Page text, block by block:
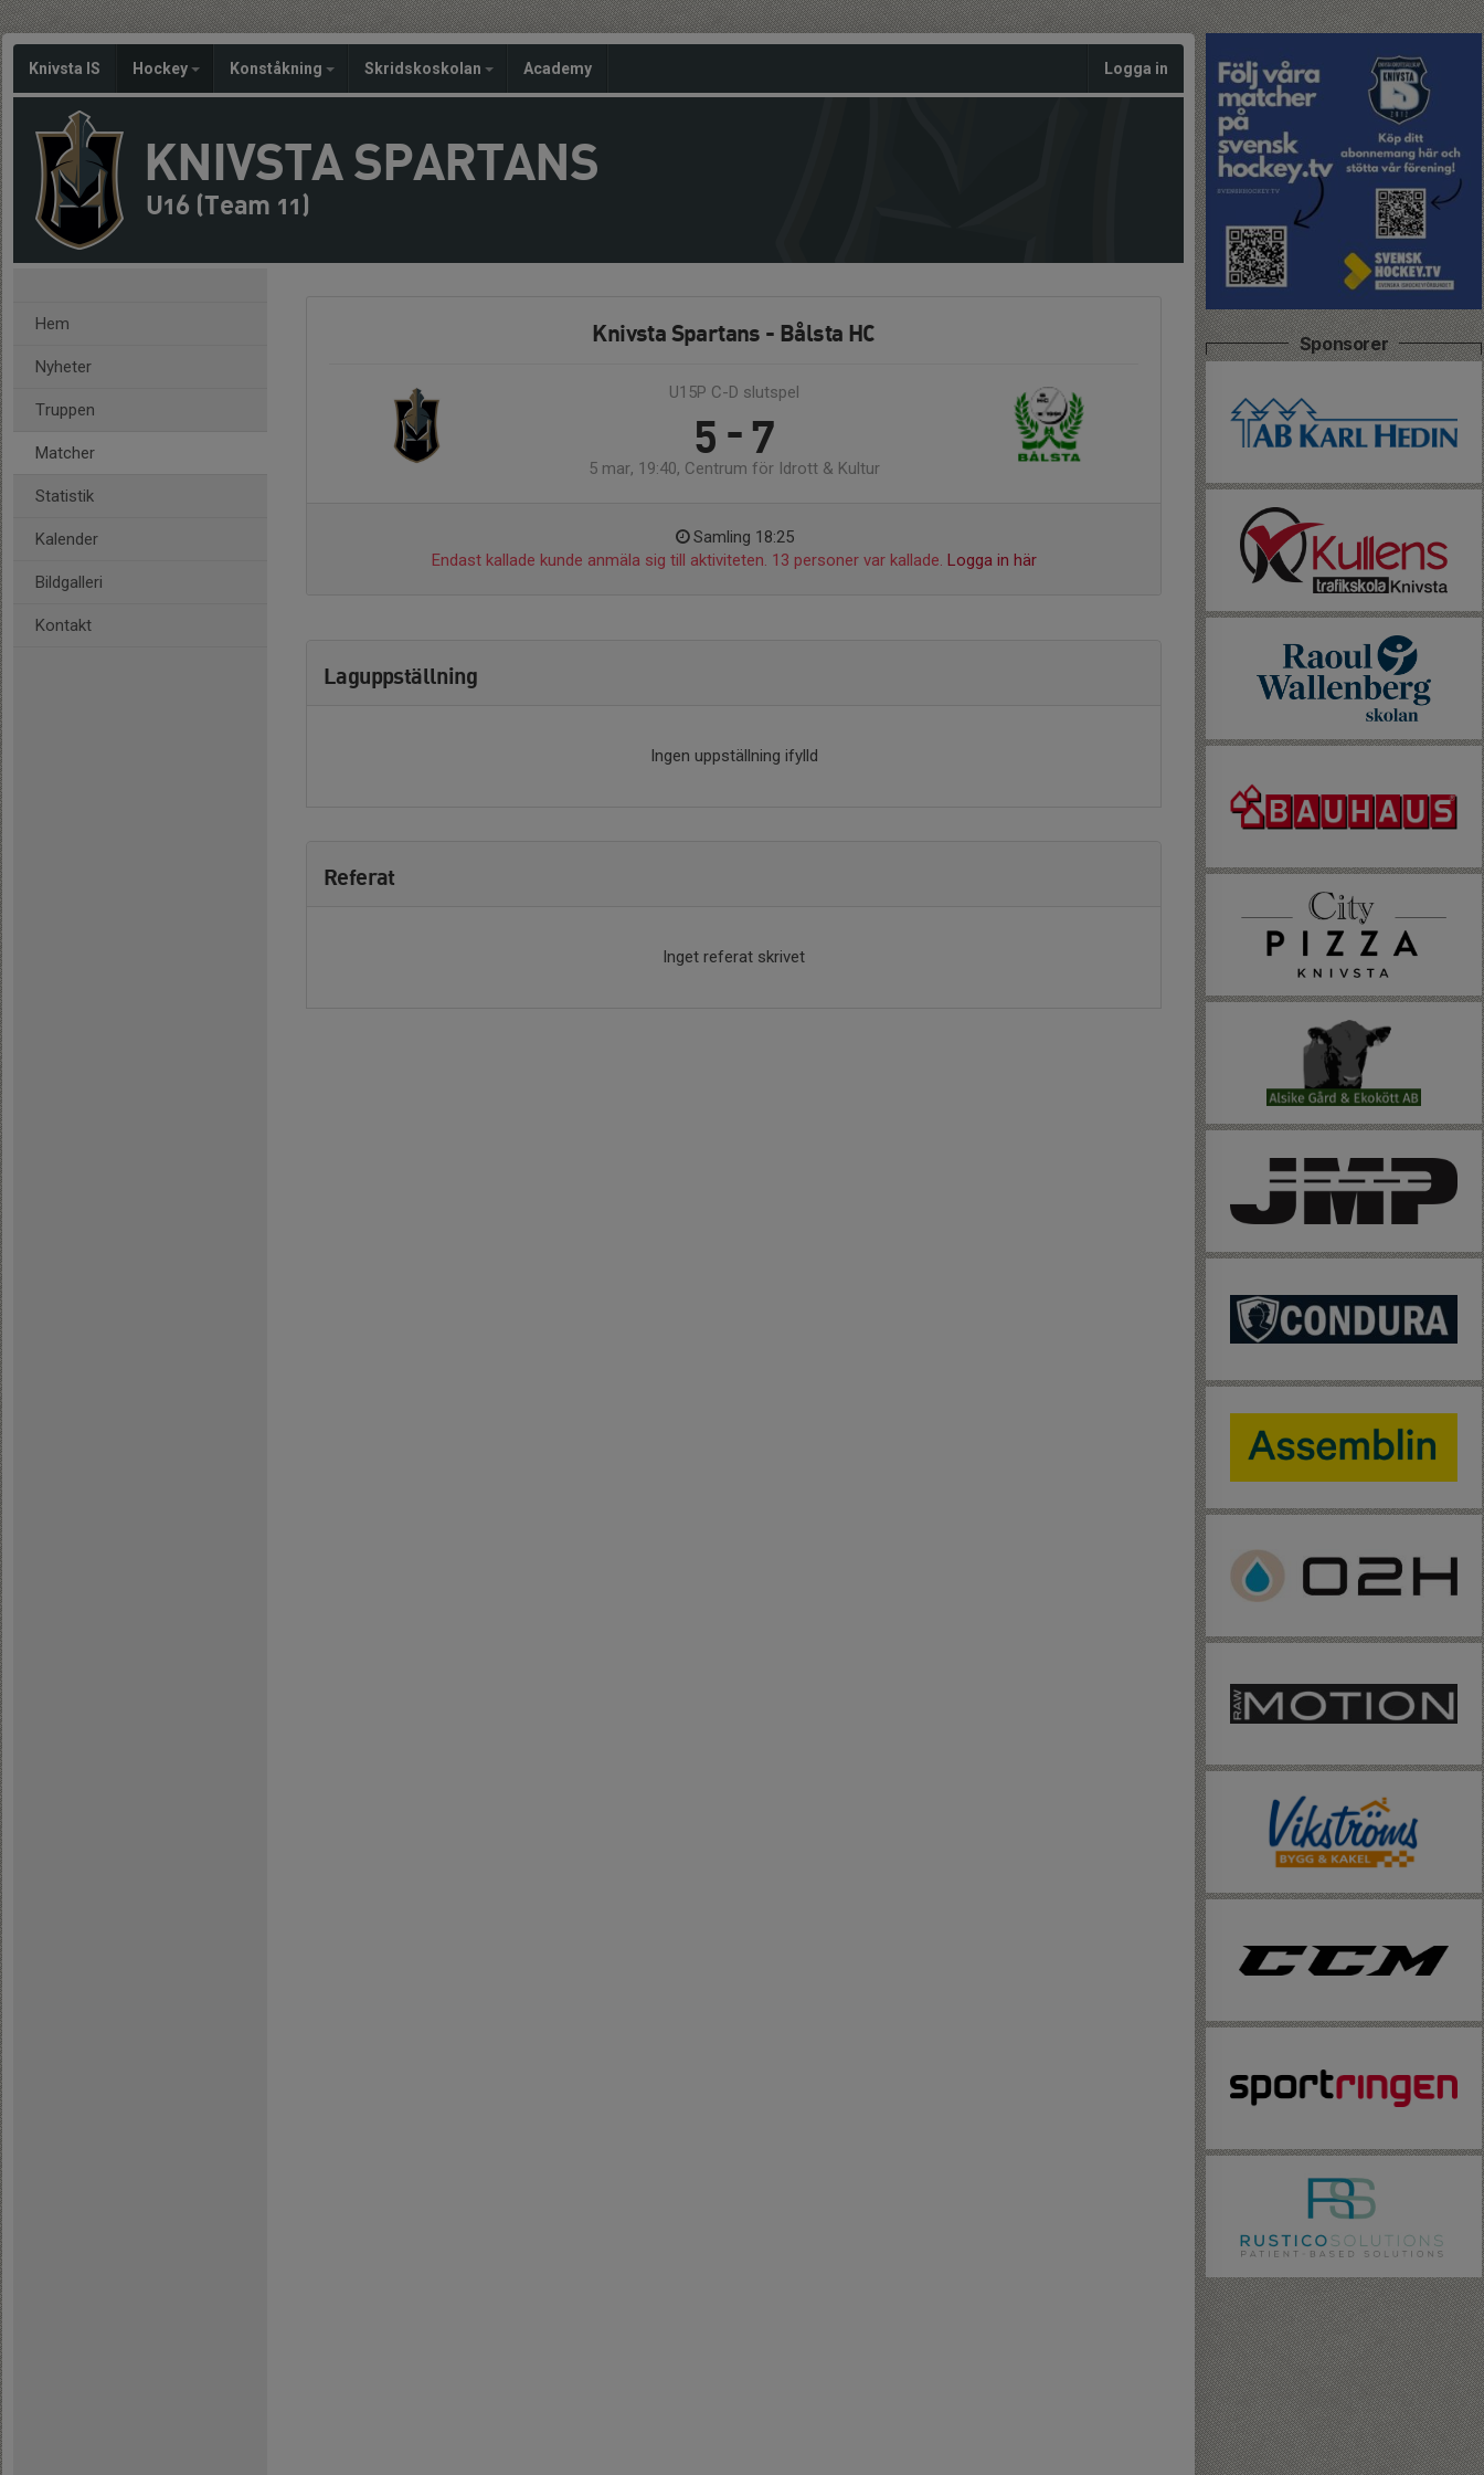
Knivsta IS Hockey Konståkning Skridskoskolan Academy Logga in
KNIVSTA SPARTANS
U16 (Team 11)
Hem
Nyheter
Truppen
Matcher
Statistik
Kalender
Bildgalleri
Kontakt
Knivsta Spartans - Bålsta HC
U15P C-D slutspel
5 - 7
5 mar, 19:40, Centrum för Idrott & Kultur
Samling 18:25
Endast kallade kunde anmäla sig till aktiviteten. 13 personer var kallade. Logga in här
Laguppställning
Ingen uppställning ifylld
Referat
Inget referat skrivet
Sponsorer